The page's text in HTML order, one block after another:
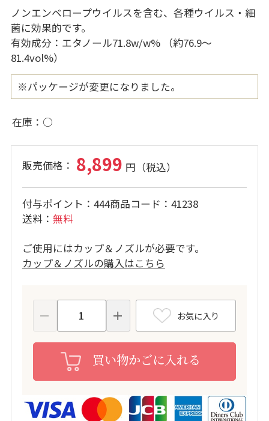
ノンエンベロープウイルスを含む、各種ウイルス・細
菌に効果的です。
有効成分：エタノール71.8w/w% （約76.9～
81.4vol%）
※パッケージが変更になりました。
在庫 ○
8,899
付与ポイント 444商品コード
41238
送料
無料
ご使用にはカップ＆ノズルが必要です。
カップ＆ノズルの購入はこちら
お気に入り
買い物かごに入れる